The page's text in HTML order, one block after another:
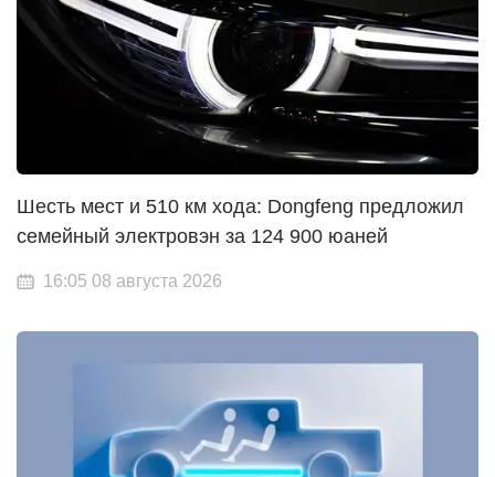
Шесть мест и 510 км хода: Dongfeng предложил
семейный электровэн за 124 900 юаней
16:05 08 августа 2026